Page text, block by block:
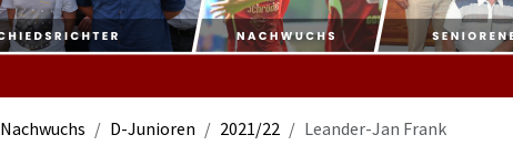
Nachwuchs D-Junioren 2021/22 Leander-Jan Frank